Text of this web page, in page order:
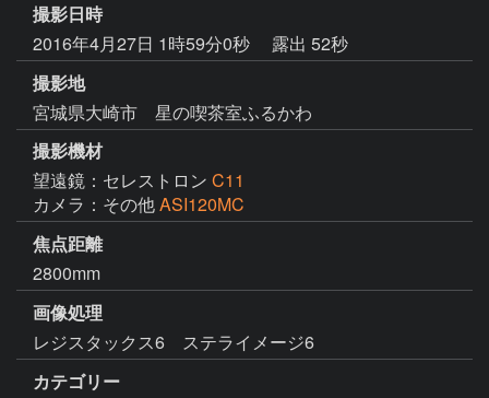
撮影日時
2016年4月27日 1時59分0秒
露出 52秒
撮影地
宮城県大崎市 星の喫茶室ふるかわ
撮影機材
望遠鏡：セレストロン C11
カメラ：その他ASI120MC
焦点距離
2800mm
画像処理
レジスタックス6　ステライメージ6
カテゴリー